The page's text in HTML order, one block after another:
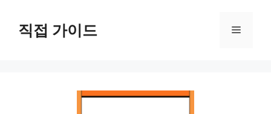
직접 가이드 메